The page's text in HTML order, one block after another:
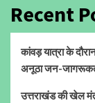
Recent
कांवड़ यात्रा के
अनूठा जन-
उत्तराखंड की खेल